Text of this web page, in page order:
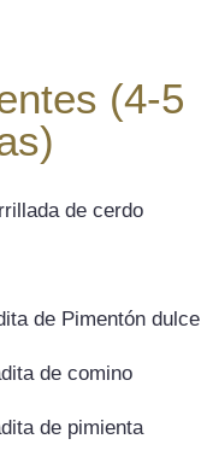
(4-5
de cerdo
de Pimentón dulce
de comino
de pimienta